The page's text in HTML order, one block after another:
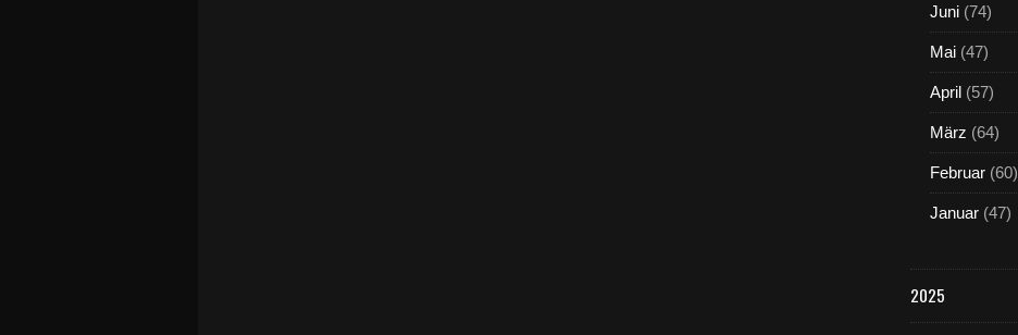
Juni (74)
Mai (47)
April (57)
März (64)
Februar (60)
Januar (47)
2025